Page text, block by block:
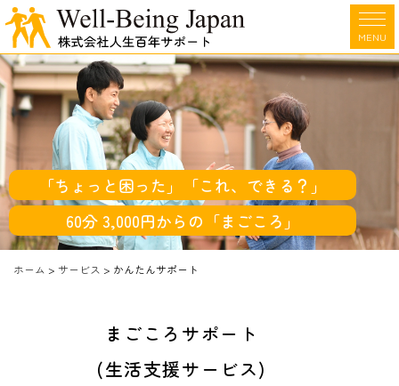
MENU
「ちょっと困った」「これ、できる？」
60分 3,000円からの「まごころ」
ホーム > サービス > かんたんサポート
まごころサポート
(生活支援サービス)